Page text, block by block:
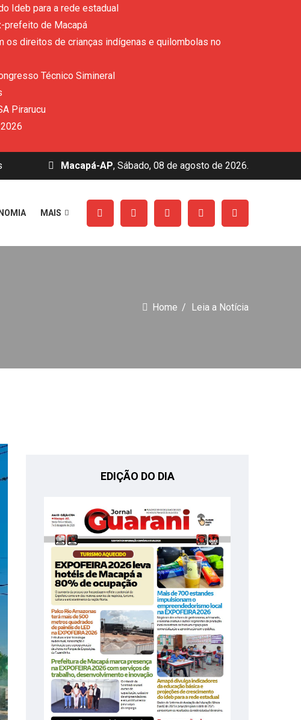
Ideb para a rede estadual
prefeito de Macapá
os direitos de crianças indígenas e quilombolas no
Técnico Simineral
Pirarucu
Macapá-AP, Sábado, 08 de agosto de 2026.
MAIS
Home Leia a Notícia
EDIÇÃO DO DIA